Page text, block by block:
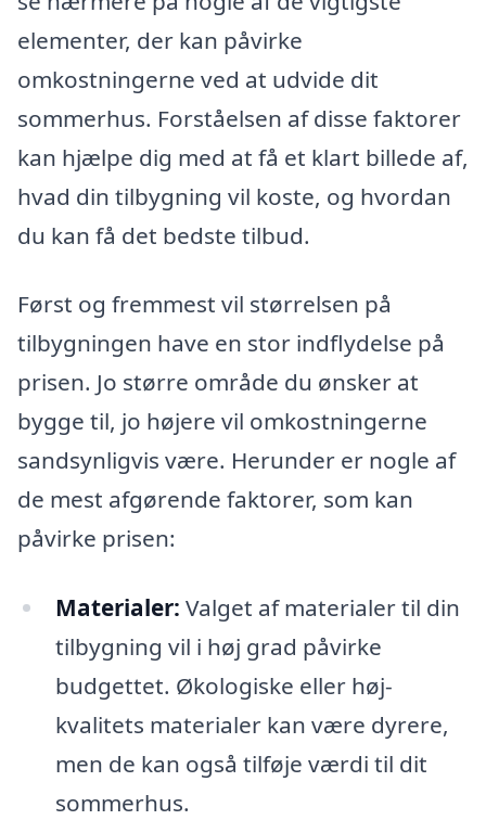
elementer, der kan påvirke
omkostningerne ved at udvide dit
sommerhus. Forståelsen af disse faktorer
kan hjælpe dig med at få et klart billede af,
hvad din tilbygning vil koste, og hvordan
du kan få det bedste tilbud.
Først og fremmest vil størrelsen på
tilbygningen have en stor indflydelse på
prisen. Jo større område du ønsker at
bygge til, jo højere vil omkostningerne
sandsynligvis være. Herunder er nogle af
de mest afgørende faktorer, som kan
påvirke prisen:
Materialer: Valget af materialer til din
tilbygning vil i høj grad påvirke
budgettet. Økologiske eller høj-
kvalitets materialer kan være dyrere,
men de kan også tilføje værdi til dit
sommerhus.